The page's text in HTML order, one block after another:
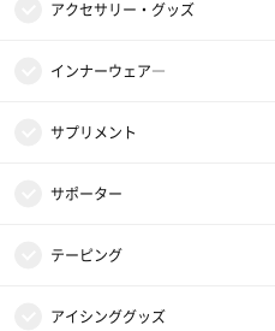
ジュニア
フィットネス
アクセサリー
メッシュキャップ
シリコンキャップ
2WAYキャップ
2WAYシリコンキャップ
アクセサリー・グッズ
バッグ
ポーチ
タオル
その他アクセサリー・グッズ
インナー・パッド
インナーウェア―
インナーシャツ
インナーパンツ・タイツ
レディスインナー
サプリメント
アミノ酸
ビタミン・ミネラル
ドリンク
サポーター
ひじ・手首・指用サポーター
大腿・ふくらはぎ用サポーター
テーピング
非伸縮テープ
アイシンググッズ